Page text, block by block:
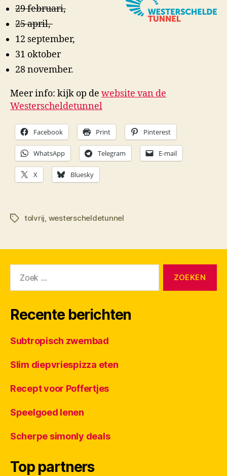
29 februari,
25 april,
12 september,
31 oktober
28 november.
Meer info: kijk op de website van de
Westerscheldetunnel
Facebook Print Pinterest
WhatsApp Telegram E-mail
X Bluesky
Tagstolvrij westerscheldetunnel
naar:
Recente berichten
Subtropisch zwembad
Slim diepvriespizza eten
Recept voor Poffertjes
Speelgoed lenen
Scherpe simonly deals
Top partners